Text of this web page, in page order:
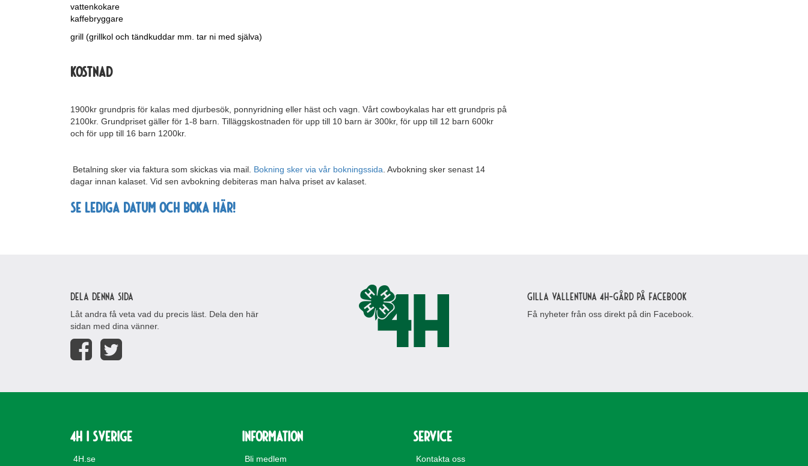
vattenkokare
kaffebryggare
grill (grillkol och tändkuddar mm. tar ni med själva)
Kostnad
1900kr grundpris för kalas med djurbesök, ponnyridning eller häst och vagn. Vårt cowboykalas har ett grundpris på
2100kr. Grundpriset gäller för 1-8 barn. Tilläggskostnaden för upp till 10 barn är 300kr, för upp till 12 barn 600kr
och för upp till 16 barn 1200kr.
Betalning sker via faktura som skickas via mail. Bokning sker via vår bokningssida . Avbokning sker senast 14
dagar innan kalaset. Vid sen avbokning debiteras man halva priset av kalaset.
Se lediga datum och boka här!
Dela denna sida
Låt andra få veta vad du precis läst. Dela den här
sidan med dina vänner.
Gilla Vallentuna 4H-gård på Facebook
Få nyheter från oss direkt på din Facebook.
4H i Sverige
4H.se
Information
Bli medlem
Service
Kontakta oss